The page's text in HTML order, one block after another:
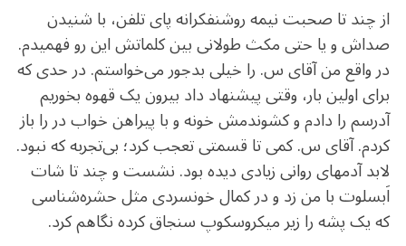
از چند تا صحبت نیمه روشنفکرانه پای تلفن، با شنیدن
صداش و یا حتی مکث طولانی بین کلماتش این رو فهمیدم.
در واقع من آقای س. را خیلی بدجور می‌خواستم. در حدی که
برای اولین بار، وقتی پیشنهاد داد بیرون یک قهوه بخوریم
آدرسم را دادم و کشوندمش خونه و با پیراهن خواب در را باز
کردم. آقای س. کمی تا قسمتی تعجب کرد؛ بی‌تجربه که نبود.
لابد آدمهای روانی زیادی دیده بود. نشست و چند تا شات
اَبسلوت با من زد و در کمال خونسردی مثل حشره‌شناسی
که یک پشه را زیر میکروسکوپ سنجاق کرده نگاهم کرد.